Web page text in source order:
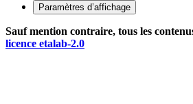
Paramètres d’affichage
Sauf mention contraire, tous les
licence etalab-2.0